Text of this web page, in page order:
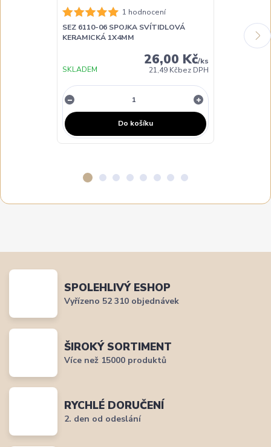
1 hodnocení
SEZ 6110-06 SPOJKA SVÍTIDLOVÁ
KERAMICKÁ 1X4MM
26,00 Kč/ks
21,49 Kčbez DPH
SKLADEM
Do košíku
KERAMICKÁ
SPOLEHLIVÝ ESHOP
Vyřízeno 52 310 objednávek
ŠIROKÝ SORTIMENT
Více než 15000 produktů
RYCHLÉ DORUČENÍ
2. den od odeslání